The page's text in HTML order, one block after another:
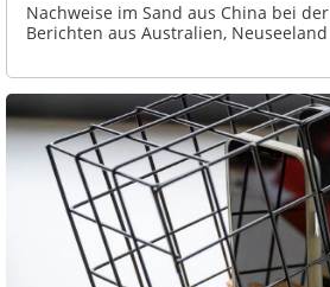
Nachweise im Sand aus China bei
Berichten aus Australien,